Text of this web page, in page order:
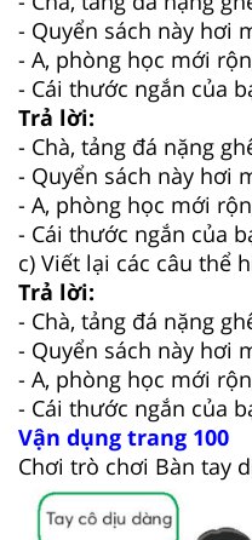
- Quyển sách này hơi
- A, phòng học mới rộng
- Cái thước ngắn của
Trả lời:
- Chà, tảng đá nặng
- Quyển sách này hơi
- A, phòng học mới
- Cái thước ngắn của
c) Viết lại các câu thể
Trả lời:
- Chà, tảng đá nặng
- Quyển sách này hơi
- A, phòng học mới
- Cái thước ngắn của
Vận dụng trang 100
Chơi trò chơi Bàn tay